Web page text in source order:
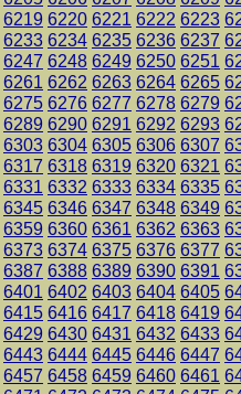
6219 6220 6221 6222 6223
6233 6234 6235 6236 6237
6247 6248 6249 6250 6251
6261 6262 6263 6264 6265
6275 6276 6277 6278 6279
6289 6290 6291 6292 6293
6303 6304 6305 6306 6307
6317 6318 6319 6320 6321
6331 6332 6333 6334 6335
6345 6346 6347 6348 6349
6359 6360 6361 6362 6363
6373 6374 6375 6376 6377
6387 6388 6389 6390 6391
6401 6402 6403 6404 6405
6415 6416 6417 6418 6419
6429 6430 6431 6432 6433
6443 6444 6445 6446 6447
6457 6458 6459 6460 6461